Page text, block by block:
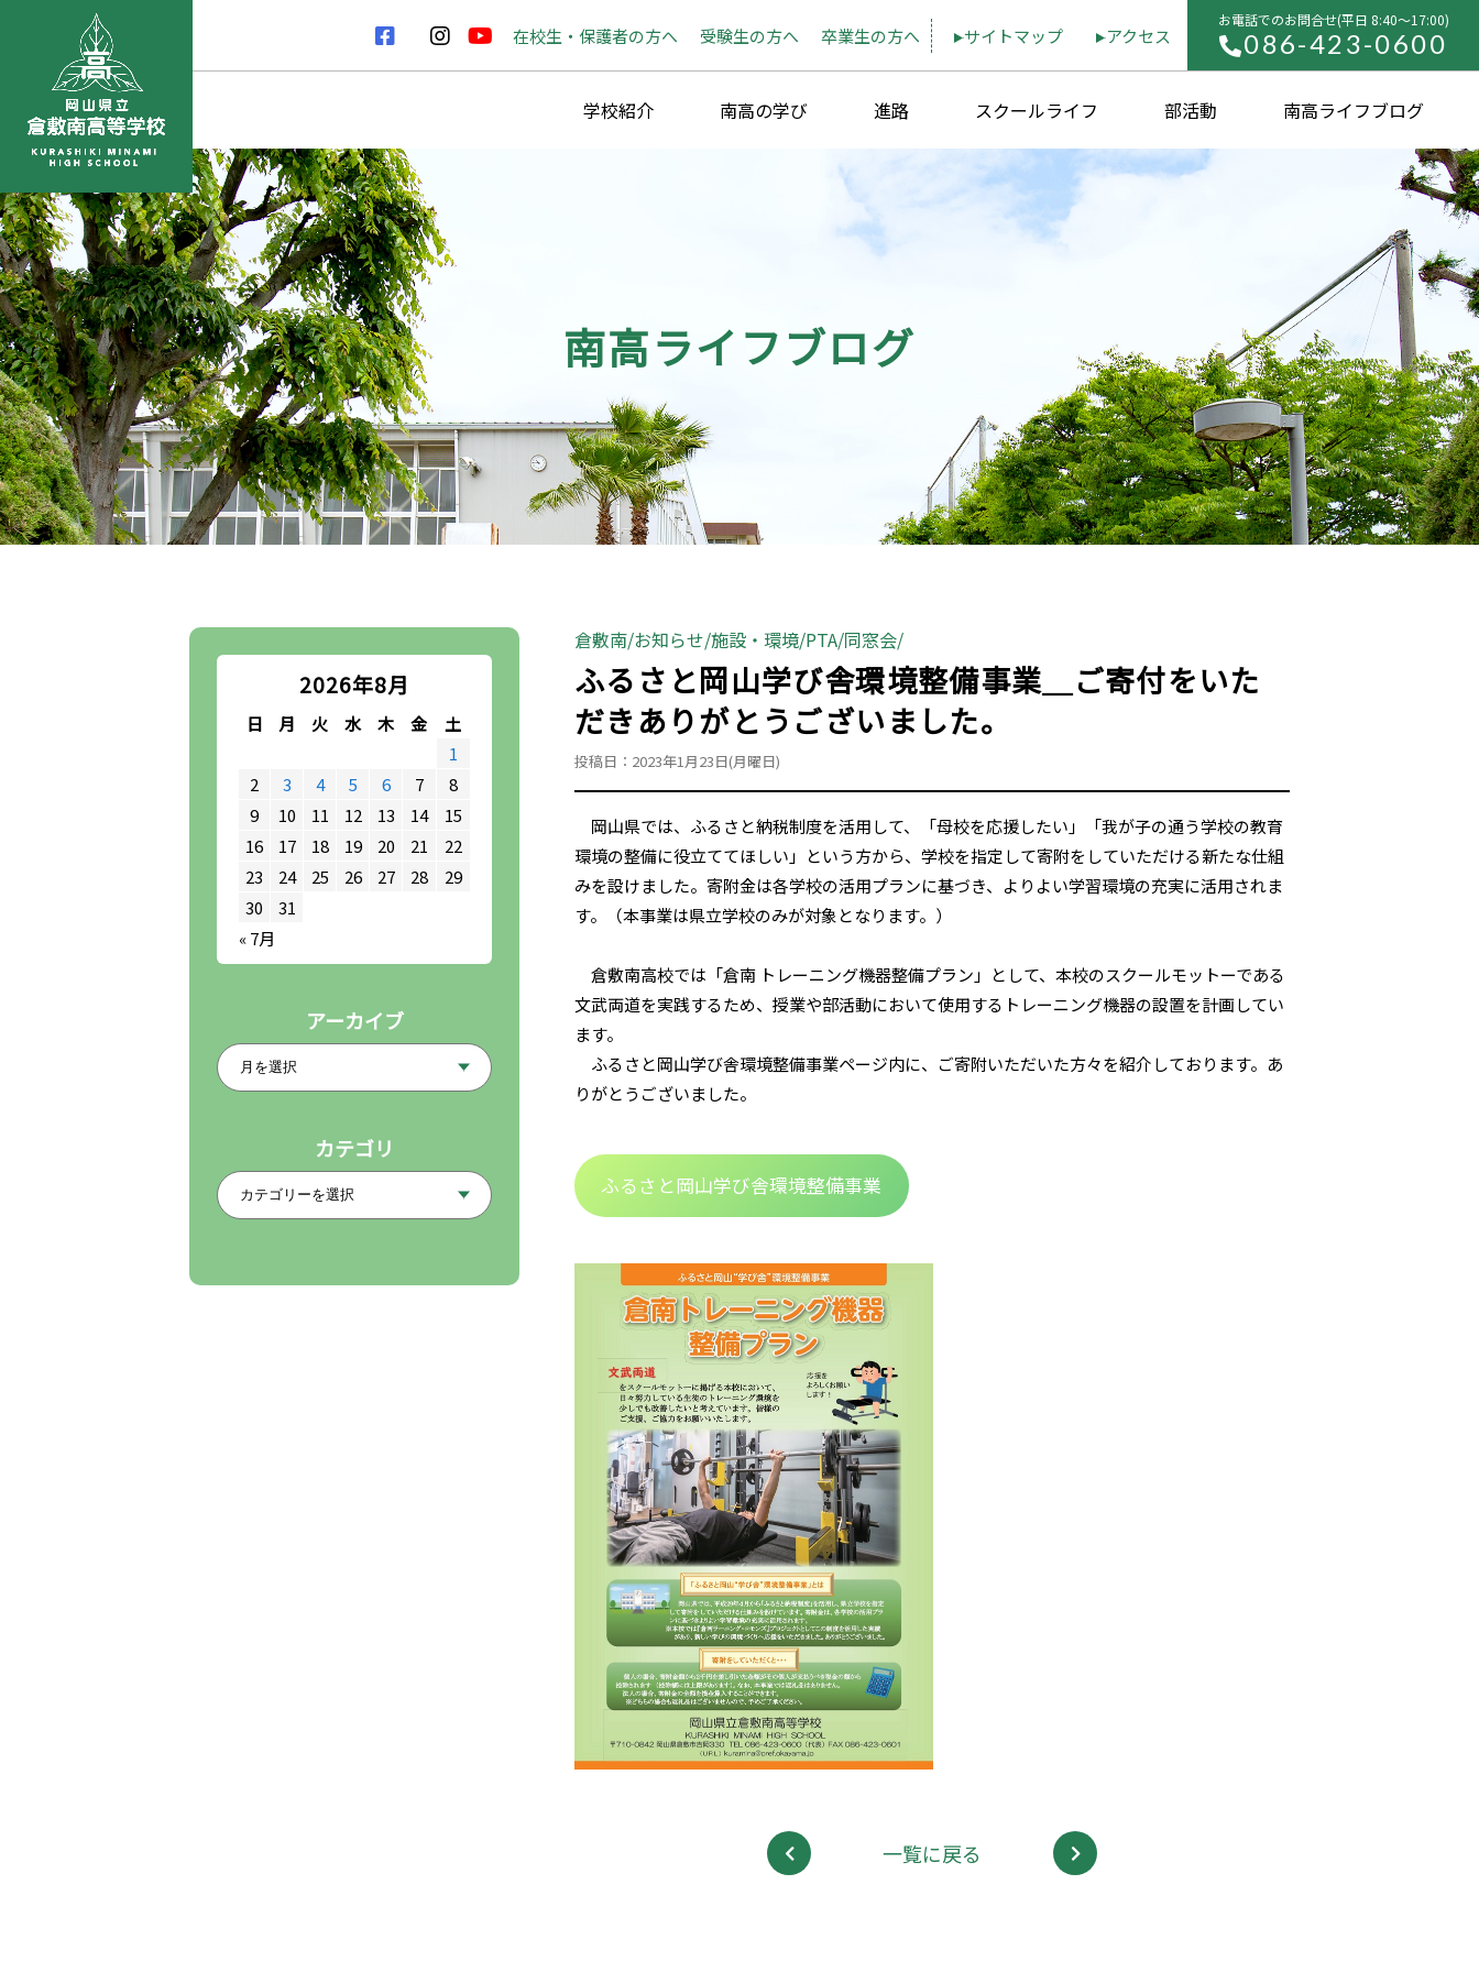
在校生・保護者の方へ 受験生の方へ 卒業生の方へ サイトマップ アクセス
お電話でのお問合せ(平⽇ 8:40〜17:00)
086-423-0600
学校紹介 南高の学び 進路 スクールライフ 部活動 南高ライフブログ
南高ライフブログ
2026年8月
日 月 火 水 木 金
土
1
2
3 4 5 6 7
8
9
10 11 12 13 14
15
16
17 18 19 20 21
22
23
24 25 26 27 28
29
30
31
« 7月
アーカイブ
カテゴリ
倉敷南 お知らせ 施設・環境 PTA 同窓会
ふるさと岡山学び舎環境整備事業＿ご寄付をいた
だきありがとうございました。
投稿日：2023年1月23日(月曜日)
岡山県では、ふるさと納税制度を活用して、「母校を応援したい」「我が子の通う学校の教育
環境の整備に役立ててほしい」という方から、学校を指定して寄附をしていただける新たな仕組
みを設けました。寄附金は各学校の活用プランに基づき、よりよい学習環境の充実に活用されま
す。（本事業は県立学校のみが対象となります。）
倉敷南高校では「倉南 トレーニング機器整備プラン」として、本校のスクールモットーである
文武両道を実践するため、授業や部活動において使用するトレーニング機器の設置を計画してい
ます。
ふるさと岡山学び舎環境整備事業ページ内に、ご寄附いただいた方々を紹介しております。あ
りがとうございました。
ふるさと岡山学び舎環境整備事業
一覧に戻る